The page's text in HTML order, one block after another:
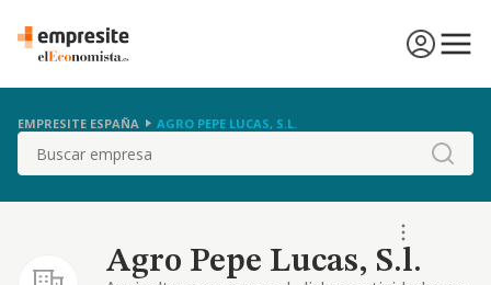
EMPRESITE ESPAÑA AGRO PEPE LUCAS, S.L.
Buscar
Agro Pepe Lucas, S.l.